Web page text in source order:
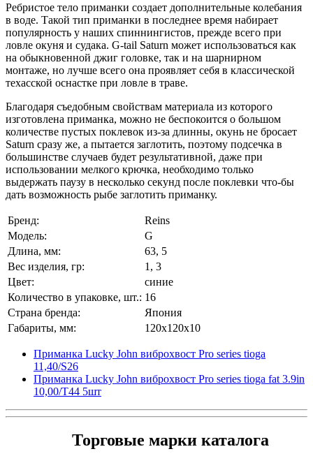
Ребристое тело приманки создает дополнительные колебания
в воде. Такой тип приманки в последнее время набирает
популярность у наших спиннингистов, прежде всего при
ловле окуня и судака. G-tail Saturn может использоваться как
на обыкновенной джиг головке, так и на шарнирном
монтаже, но лучше всего она проявляет себя в классической
техасской оснастке при ловле в траве.
Благодаря съедобным свойствам материала из которого
изготовлена приманка, можно не беспокоится о большом
количестве пустых поклевок из-за длинны, окунь не бросает
Saturn сразу же, а пытается заглотить, поэтому подсечка в
большинстве случаев будет результативной, даже при
использовании мелкого крючка, необходимо только
выдержать паузу в несколько секунд после поклевки что-бы
дать возможность рыбе заглотить приманку.
Бренд:
Reins
Модель:
G
Длина, мм:
63, 5
Вес изделия, гр:
1, 3
Цвет:
синие
Количество в упаковке, шт.: 16
Страна бренда:
Япония
Габариты, мм:
120x120x10
Приманка Lucky John виброхвост Pro series tioga
11,40/S26
Приманка Lucky John виброхвост Pro series tioga fat 3.9in
10,00/T44 5шт
Торговые марки каталога